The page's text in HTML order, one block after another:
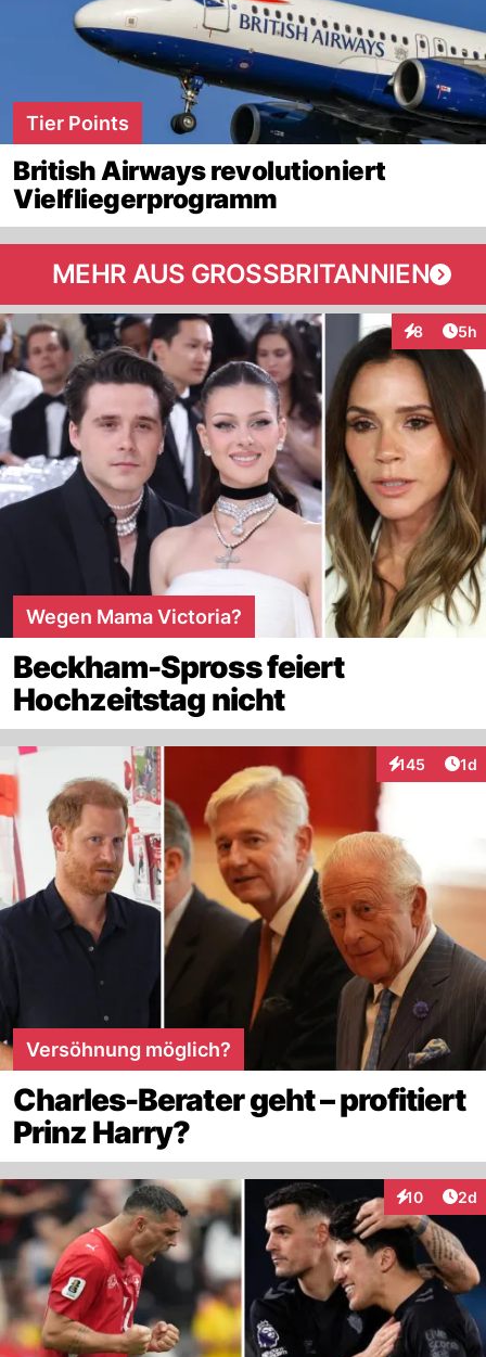
Tier Points
British Airways revolutioniert
Vielfliegerprogramm
MEHR AUS GROSSBRITANNIEN
8 5h
Wegen Mama Victoria?
Beckham-Spross feiert
Hochzeitstag nicht
145
Interaktionen
1d
Versöhnung möglich?
Charles-Berater geht – profitiert
Prinz Harry?
10
Interaktionen
2d